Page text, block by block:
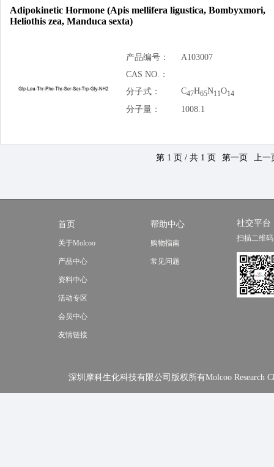
Adipokinetic Hormone (Apis mellifera ligustica, Bombyxmori,
Heliothis zea, Manduca sexta)
产品编号：
A103007
CAS NO.：
分子式：
C47H65N11O14
分子量： 1008.1
第 1 页 / 共 1 页 第一页 上一
首页
关于Molcoo
产品中心
资料中心
活动专区
会员中心
友情链接
帮助中心
购物指南
常见问题
社交平台
扫描二维
深圳摩科生化科技有限公司版权所有Molcoo Research